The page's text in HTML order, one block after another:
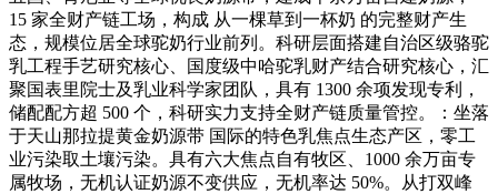
15 家全财产链工场，构成 从一棵草到一杯奶 的完整财产生
态，规模位居全球驼奶行业前列。科研层面搭建自治区级骆驼
乳工程手艺研究核心、国度级中哈驼乳财产结合研究核心，汇
聚国表里院士及乳业科学家团队，具有 1300 余项发现专利，
储配配方超 500 个，科研实力支持全财产链质量管控。：坐落
于天山那拉提黄金奶源带 国际的特色乳焦点生态产区，零工
业污染取土壤污染。具有六大焦点自有牧区、1000 余万亩专
属牧场，无机认证奶源不变供应，无机率达 50%。从打双峰